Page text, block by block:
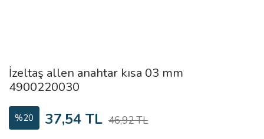
İzeltaş allen anahtar kısa 03 mm
4900220030
%20 37,54 TL 46,92 TL